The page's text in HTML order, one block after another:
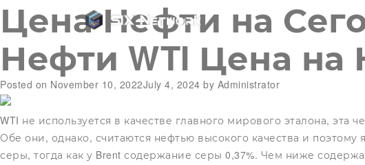
Цена Нефти на
Нефти WTI Цена на
Posted on November 10, 2022July 4, 2024 by Administrator
WTI не используется в качестве главного мирового эталона, эта
Обе они, однако, считаются нефтью высокого качества и
серы, тогда как у Brent содержание серы 0,37%. Чем ниже